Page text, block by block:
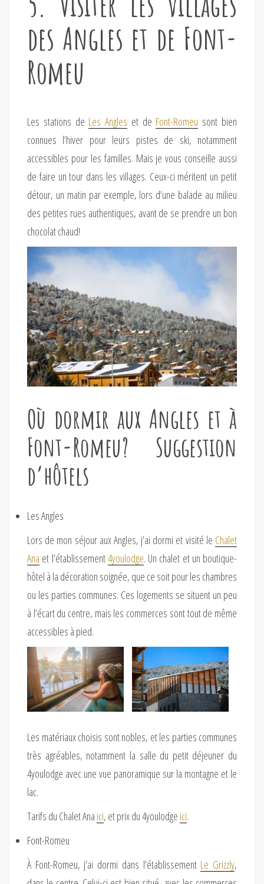
des Angles et de Font-
Romeu
Les stations de Les Angles et de Font-Romeu sont bien
connues l’hiver pour leurs pistes de ski, notamment
accessibles pour les familles. Mais je vous conseille aussi
de faire un tour dans les villages. Ceux-ci méritent un petit
détour, un matin par exemple, lors d’une balade au milieu
des petites rues authentiques, avant de se prendre un bon
chocolat chaud!
Où dormir aux Angles et à
Font-Romeu? Suggestion
d’hôtels
Les Angles
Lors de mon séjour aux Angles, j’ai dormi et visité le Chalet
Ana et l’établissement4youlodge. Un chalet et un boutique-
hôtel à la décoration soignée, que ce soit pour les chambres
ou les parties communes. Ces logements se situent un peu
à l’écart du centre, mais les commerces sont tout de même
accessibles à pied.
Les matériaux choisis sont nobles, et les parties communes
très agréables, notamment la salle du petit déjeuner du
4youlodge avec une vue panoramique sur la montagne et le
lac.
Tarifs du Chalet Ana ici, et prix du 4youlodge ici.
Font-Romeu
À Font-Romeu, j’ai dormi dans l’établissement Le Grizzly,